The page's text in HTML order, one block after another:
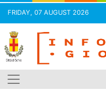
FRIDAY, 07 AUGUST 2026
Skip
content